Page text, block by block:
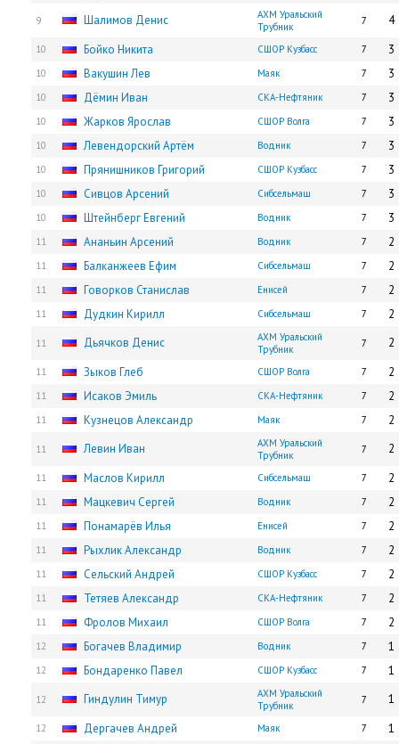
9 Шалимов Денис
АХМ Уральский
Трубник
7 4
10 Бойко Никита СШОР Кузбасс 7 3
10 Вакушин Лев Маяк 7 3
10 Дёмин Иван СКА-Нефтяник 7 3
10 Жарков Ярослав СШОР Волга 7 3
10 Левендорский Артём Водник 7 3
10 Прянишников Григорий СШОР Кузбасс 7 3
10 Сивцов Арсений Сибсельмаш 7 3
10 Штейнберг Евгений Водник 7 3
11 Ананьин Арсений Водник 7 2
11 Балканжеев Ефим Сибсельмаш 7 2
11 Говорков Станислав Енисей 7 2
11 Дудкин Кирилл Сибсельмаш 7 2
11 Дьячков Денис
АХМ Уральский
Трубник
7 2
11 Зыков Глеб СШОР Волга 7 2
11 Исаков Эмиль СКА-Нефтяник 7 2
11 Кузнецов Александр Маяк 7 2
11 Левин Иван
АХМ Уральский
Трубник
7 2
11 Маслов Кирилл Сибсельмаш 7 2
11 Мацкевич Сергей Водник 7 2
11 Понамарёв Илья Енисей 7 2
11 Рыхлик Александр Водник 7 2
11 Сельский Андрей СШОР Кузбасс 7 2
11 Тетяев Александр СКА-Нефтяник 7 2
11 Фролов Михаил СШОР Волга 7 2
12 Богачев Владимир Водник 7 1
12 Бондаренко Павел СШОР Кузбасс 7 1
12 Гиндулин Тимур
АХМ Уральский
Трубник
7 1
12 Дергачев Андрей Маяк 7 1